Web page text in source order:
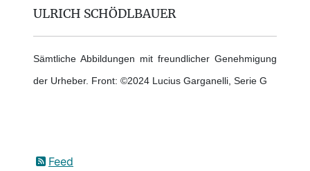
ULRICH SCHÖDLBAUER
Sämtliche Abbildungen mit freundlicher Genehmigung
der Urheber. Front: ©2024 Lucius Garganelli, Serie G
Feed